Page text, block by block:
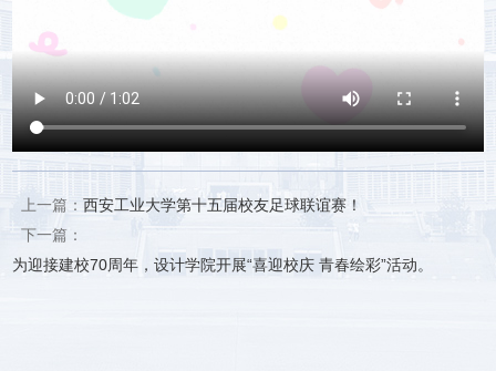
上一篇：西安工业大学第十五届校友足球联谊赛！
下一篇：
为迎接建校70周年，设计学院开展“喜迎校庆 青春绘彩”活动。